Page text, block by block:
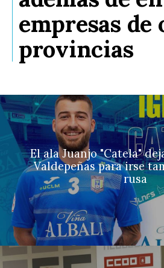
empresas de
provincias
El ala Juanjo "Catela"
Valdepeñas para irse
rusa